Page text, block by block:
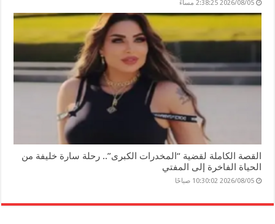
2026/08/05 2:38:25 مساءً
القصة الكاملة لقضية “المخدرات الكبرى”.. رحلة سارة خليفة من
الحياة الفاخرة إلى المفتي
2026/08/05 10:30:02 صباحًا